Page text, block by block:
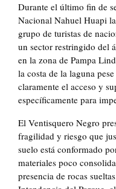
Durante el último fin de
Nacional Nahuel Huapi
grupo de turistas de
un sector restringido del
en la zona de Pampa
la costa de la laguna
claramente el acceso y
específicamente para
El Ventisquero Negro
fragilidad y riesgo que
suelo está conformado
materiales poco
presencia de rocas